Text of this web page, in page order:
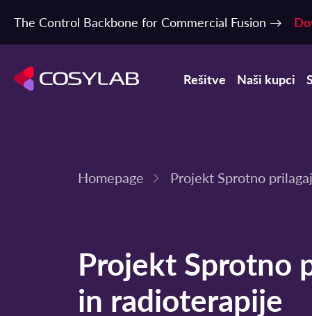
The Control Backbone for Commercial Fusion →
Rešitve Naši kupci
Homepage Projekt Sprotno
Projekt Sprotno
in radioterapije